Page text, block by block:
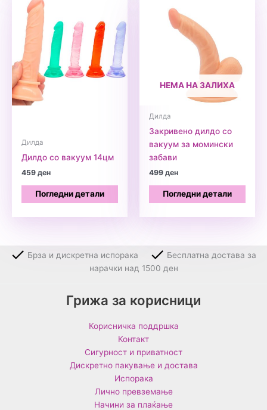
Дилда
Дилдо со вакуум 14цм
459ден
Погледни детали
НЕМА НА ЗАЛИХА
Дилда
Закривено дилдо со
вакуум за момински
забави
499ден
Погледни детали
Брза и дискретна испорака
Бесплатна достава за
нарачки над 1500 ден
Грижа за корисници
Корисничка поддршка
Контакт
Сигурност и приватност
Дискретно пакување и достава
Испорака
Лично превземање
Начини за плаќање